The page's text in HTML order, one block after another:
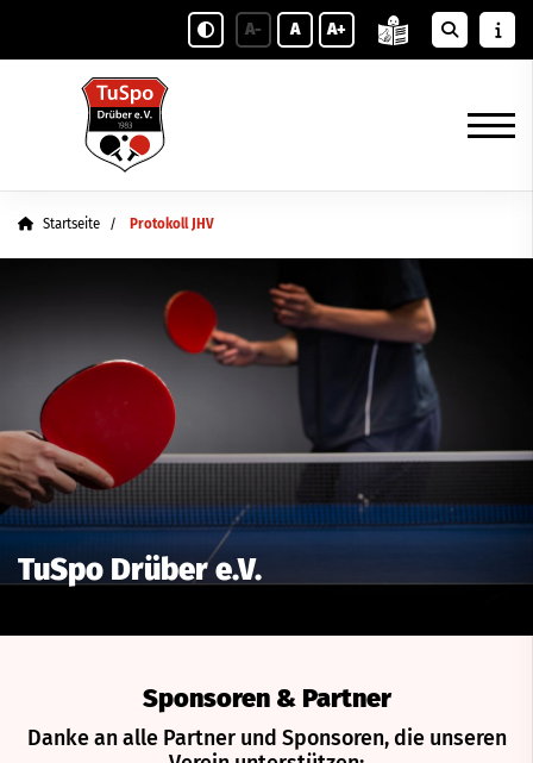
A- A A+
Startseite Protokoll JHV
TuSpo Drüber e.V.
Sponsoren & Partner
Danke an alle Partner und Sponsoren, die unseren